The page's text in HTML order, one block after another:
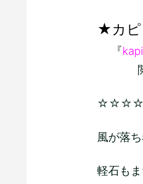
★カピ
『
閲覧
風が落
軽石も